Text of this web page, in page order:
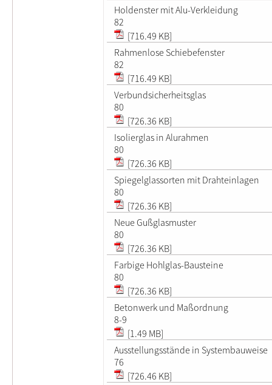
Holdenster mit Alu-Verkleidung
82
[716.49 KB]
Rahmenlose Schiebefenster
82
[716.49 KB]
Verbundsicherheitsglas
80
[726.36 KB]
Isolierglas in Alurahmen
80
[726.36 KB]
Spiegelglassorten mit Drahteinlagen
80
[726.36 KB]
Neue Gußglasmuster
80
[726.36 KB]
Farbige Hohlglas-Bausteine
80
[726.36 KB]
Betonwerk und Maßordnung
8-9
[1.49 MB]
Ausstellungsstände in Systembauweise
76
[726.46 KB]